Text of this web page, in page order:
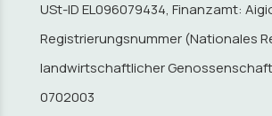
USt-ID EL096079434, Finanzamt:
Registrierungsnummer (Nationales
landwirtschaftlicher
0702003